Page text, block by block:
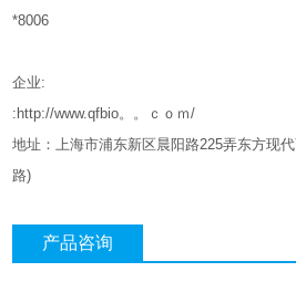
*8006
企业:
:http://www.qfbio。。ｃｏｍ/
地址：上海市浦东新区晨阳路225弄东方现
路)
产品咨询